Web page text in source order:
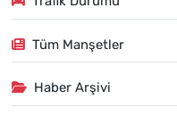
Tüm Manşetler
Haber Arşivi